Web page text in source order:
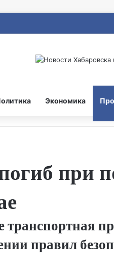
Экономика
при
правил